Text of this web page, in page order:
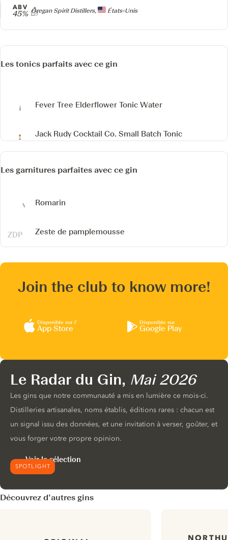
Producteur
Oregan Spirit Distillers, États-Unis
ABV
45%
Les tonics parfaits avec ce gin
Fever Tree Elderflower Tonic Water
Jack Rudy Cocktail Co. Small Batch Tonic
Les garnitures parfaites avec ce gin
Romarin
Zeste de pamplemousse
Join the club to know more!
Disponible sur l’
App Store
Disponible sur
Google Play
SPOTLIGHT
Le Radar du Gin, Mai 2026
Les gins que notre communauté a mis en lumière ce mois-ci.
Distilleries artisanales, noms établis, éditions rares : chacun est
un signal issu des données, et une invitation à verser, goûter, et
vous forger votre propre opinion.
Voir la sélection
Découvrez d’autres gins